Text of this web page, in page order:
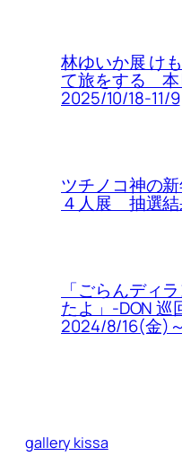
林ゆいか展 け
て旅をする
2025/10/18-11/9
ツチノコ神の
４人展 抽選結
「ごらんディ
たよ」-DON
2024/8/16(金)
gallery kissa